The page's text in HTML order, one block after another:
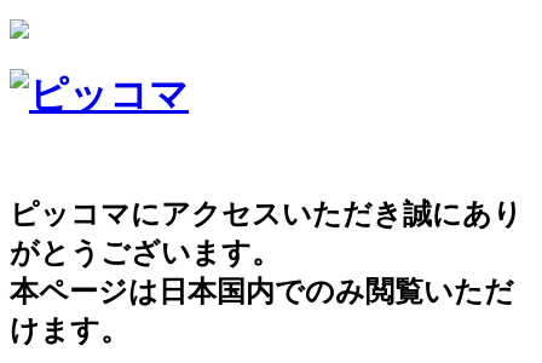
ピッコマにアクセスいただき誠にあり
がとうございます。
本ページは日本国内でのみ閲覧いただ
けます。